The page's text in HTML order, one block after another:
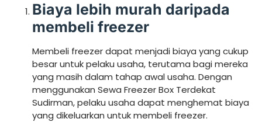
Biaya lebih murah daripada
membeli freezer
Membeli freezer dapat menjadi biaya yang cukup
besar untuk pelaku usaha, terutama bagi mereka
yang masih dalam tahap awal usaha. Dengan
menggunakan Sewa Freezer Box Terdekat
Sudirman, pelaku usaha dapat menghemat biaya
yang dikeluarkan untuk membeli freezer.